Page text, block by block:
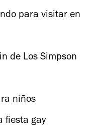
para visitar en
de Los Simpson
(Des)encanto
niños
fiesta gay